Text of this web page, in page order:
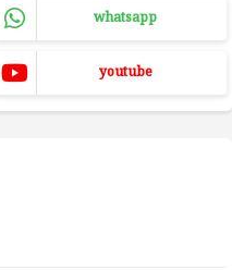
whatsapp
youtube